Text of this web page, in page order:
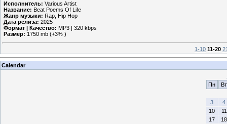
Исполнитель: Various Artist
Название: Beat Poems Of Life
Жанр музыки: Rap, Hip Hop
Дата релиза: 2025
Формат | Качество: MP3 | 320 kbps
Размер: 1750 mb (+3% )
1-10 11-20
Calendar
Пн
Вт
3
4
10
11
17
18